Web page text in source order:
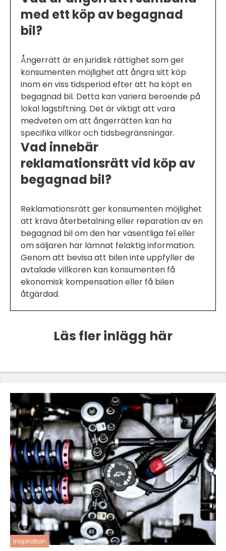
med ett köp av begagnad
bil?
Ångerrätt är en juridisk rättighet som ger
konsumenten möjlighet att ångra sitt köp
inom en viss tidsperiod efter att ha köpt en
begagnad bil. Detta kan variera beroende på
lokal lagstiftning. Det är viktigt att vara
medveten om att ångerrätten kan ha
specifika villkor och tidsbegränsningar.
Vad innebär
reklamationsrätt vid köp av
begagnad bil?
Reklamationsrätt ger konsumenten möjlighet
att kräva återbetalning eller reparation av en
begagnad bil om den har väsentliga fel eller
om säljaren har lämnat felaktig information.
Genom att bevisa att bilen inte uppfyller de
avtalade villkoren kan konsumenten få
ekonomisk kompensation eller få bilen
åtgärdad.
Läs fler inlägg här
inspiration